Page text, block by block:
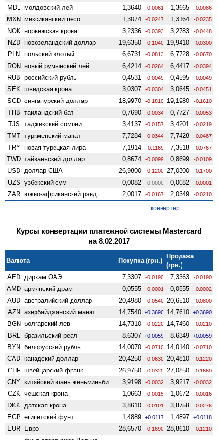
MDL молдовский лей 1,3640 -0.0061 1,3665 -0.0086
MXN мексиканский песо 1,3074 -0.0247 1,3164 -0.0235
NOK норвежская крона 3,2336 -0.0393 3,2783 -0.0448
NZD ново­зеландский доллар 19,6350 -0.1040 19,9410 -0.0300
PLN польский злотый 6,6731 -0.0813 6,7728 -0.0670
RON новый румынский лей 6,4214 -0.0264 6,4417 -0.0394
RUB российский рубль 0,4531 -0.0049 0,4595 -0.0049
SEK шведская крона 3,0307 -0.0304 3,0645 -0.0451
SGD сингапурский доллар 18,9970 -0.1810 19,1980 -0.1610
THB таиландский бат 0,7690 -0.0034 0,7727 -0.0053
TJS таджикский сомони 3,4137 -0.0157 3,4201 -0.0219
TMT туркменский манат 7,7284 -0.0344 7,7428 -0.0487
TRY новая турецкая лира 7,1914 -0.1169 7,3518 -0.0767
TWD тайваньский доллар 0,8674 -0.0099 0,8699 -0.0109
USD доллар США 26,9800 -0.1200 27,0300 -0.1700
UZS узбекский сум 0,0082 0.0000 0,0082 -0.0001
ZAR южно-африканский рэнд 2,0017 -0.0167 2,0349 -0.0210
конвертер
Курсы конвертации платежной системы Mastercard
на 8.02.2017
Валюта Покупка (грн.)
Продажа
(грн.)
AED дирхам ОАЭ 7,3307 -0.0190 7,3363 -0.0190
AMD армянский драм 0,0555 -0.0001 0,0555 -0.0002
AUD австралийский доллар 20,4980 -0.0540 20,6510 -0.0800
AZN азербайджанский манат 14,7540 +0.3690 14,7610 +0.3690
BGN болгарский лев 14,7310 -0.0220 14,7460 -0.0210
BRL бразильский реал 8,6307 +0.0059 8,6349 +0.0059
BYN белорусский рубль 14,0070 -0.0710 14,0140 -0.0710
CAD канадский доллар 20,4250 -0.0630 20,4810 -0.1220
CHF швейцарский франк 26,9750 -0.0320 27,0850 -0.1660
CNY китайский юань женьминьби 3,9198 -0.0032 3,9217 -0.0032
CZK чешская крона 1,0663 -0.0015 1,0672 -0.0016
DKK датская крона 3,8610 -0.0101 3,8759 -0.0276
EGP египетский фунт 1,4889 +0.0117 1,4897 +0.0118
EUR Евро 28,6570 -0.1690 28,8610 -0.1210